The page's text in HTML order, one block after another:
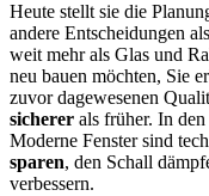
Heute stellt sie die
andere Entscheidungen
weit mehr als Glas und
neu bauen möchten, Sie
zuvor dagewesenen
sicherer als früher. In
Moderne Fenster sind
sparen, den Schall
verbessern.